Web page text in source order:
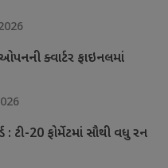
ઓપનની ક્વાર્ટર ફાઇનલમાં
: ટી-20 ફોર્મેટમાં સૌથી વધુ રન